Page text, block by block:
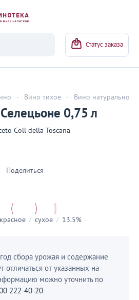
Статус заказа
- Вино тихое - Вино натуральное
0,75 л
Coll della Toscana
Поделиться
красное / сухое / 13.5%
сбора урожая и содержание
отличаться от указанных на
можно уточнить по
222-40-20